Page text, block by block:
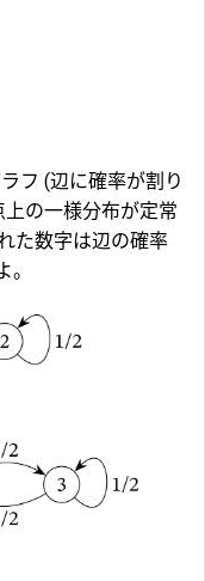
フ (辺に確率が割り
の一様分布が定常
た数字は辺の確率